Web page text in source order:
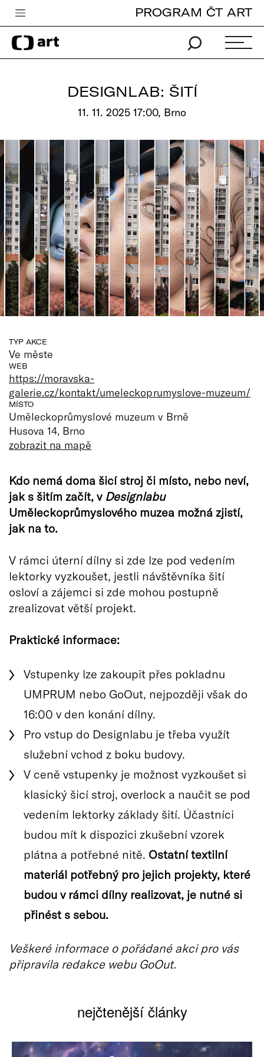
Česká televize
Zpravodajství
Pro děti
edu
Vše o ČT
PROGRAM ČT ART
DESIGNLAB: ŠITÍ
11. 11. 2025 17:00, Brno
TYP AKCE
Ve měste
WEB
https://moravska-
galerie.cz/kontakt/umeleckoprumyslove-muzeum/
MÍSTO
Uměleckoprůmyslové muzeum v Brně
Husova 14, Brno
zobrazit na mapě
Kdo nemá doma šicí stroj či místo, nebo neví,
jak s šitím začít, v Designlabu
Uměleckoprůmyslového muzea možná zjistí,
jak na to.
V rámci úterní dílny si zde lze pod vedením
lektorky vyzkoušet, jestli návštěvníka šití
osloví a zájemci si zde mohou postupně
zrealizovat větší projekt.
Praktické informace:
Vstupenky lze zakoupit přes pokladnu
UMPRUM nebo GoOut, nejpozději však do
16:00 v den konání dílny.
Pro vstup do Designlabu je třeba využít
služební vchod z boku budovy.
V ceně vstupenky je možnost vyzkoušet si
klasický šicí stroj, overlock a naučit se pod
vedením lektorky základy šití. Účastníci
budou mít k dispozici zkušební vzorek
plátna a potřebné nitě. Ostatní textilní
materiál potřebný pro jejich projekty, které
budou v rámci dílny realizovat, je nutné si
přinést s sebou.
Veškeré informace o pořádané akci pro vás
připravila redakce webu GoOut.
nejčtenější články